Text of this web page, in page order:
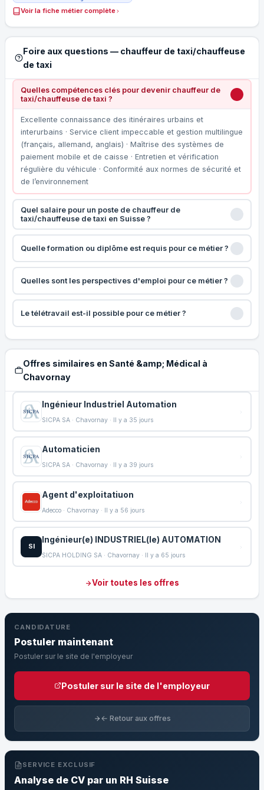
Voir la fiche métier complète
Foire aux questions — chauffeur de taxi/chauffeuse
de taxi
Quelles compétences clés pour devenir chauffeur de
taxi/chauffeuse de taxi ?
Excellente connaissance des itinéraires urbains et
interurbains · Service client impeccable et gestion multilingue
(français, allemand, anglais) · Maîtrise des systèmes de
paiement mobile et de caisse · Entretien et vérification
régulière du véhicule · Conformité aux normes de sécurité et
de l’environnement
Quel salaire pour un poste de chauffeur de
taxi/chauffeuse de taxi en Suisse ?
Quelle formation ou diplôme est requis pour ce métier ?
Quelles sont les perspectives d'emploi pour ce métier ?
Le télétravail est-il possible pour ce métier ?
Offres similaires en Santé &amp; Médical à
Chavornay
Ingénieur Industriel Automation
SICPA SA · Chavornay · Il y a 35 jours
Automaticien
SICPA SA · Chavornay · Il y a 39 jours
Agent d'exploitatiuon
Adecco · Chavornay · Il y a 56 jours
SI
Ingénieur(e) INDUSTRIEL(le) AUTOMATION
SICPA HOLDING SA · Chavornay · Il y a 65 jours
Voir toutes les offres
CANDIDATURE
Postuler maintenant
Postuler sur le site de l'employeur
Postuler sur le site de l'employeur
← Retour aux offres
SERVICE EXCLUSIF
Analyse de CV par un RH Suisse